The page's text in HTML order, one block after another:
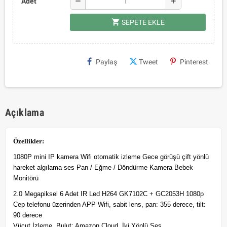
shopping_cart SEPETE EKLE
Paylaş Tweet Pinterest
Açıklama
Özellikler:
1080P mini IP kamera Wifi otomatik izleme Gece görüşü çift yönlü
hareket algılama ses Pan / Eğme / Döndürme Kamera Bebek
Monitörü
2.0 Megapiksel 6 Adet IR Led H264 GK7102C + GC2053H 1080p
Cep telefonu üzerinden APP Wifi, sabit lens, pan: 355 derece, tilt:
90 derece